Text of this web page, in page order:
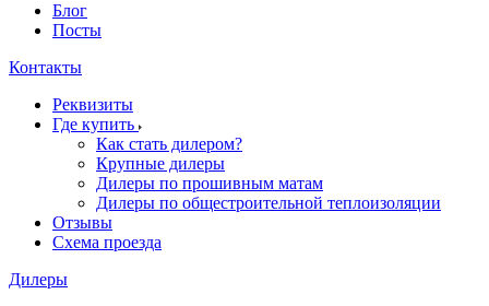
Блог
Посты
Контакты
Реквизиты
Где купить
Как стать дилером?
Крупные дилеры
Дилеры по прошивным матам
Дилеры по общестроительной теплоизоляции
Отзывы
Схема проезда
Дилеры